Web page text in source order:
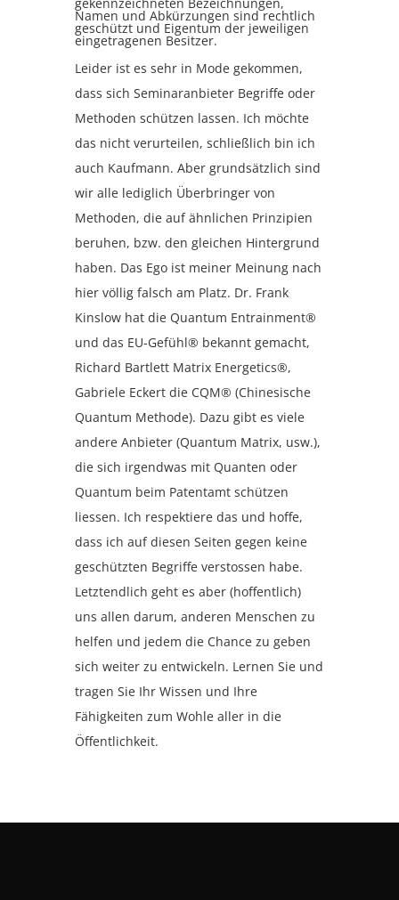
Namen und Abkürzungen sind rechtlich
geschützt und Eigentum der jeweiligen
eingetragenen Besitzer.
Leider ist es sehr in Mode gekommen,
dass sich Seminaranbieter Begriffe oder
Methoden schützen lassen. Ich möchte
das nicht verurteilen, schließlich bin ich
auch Kaufmann. Aber grundsätzlich sind
wir alle lediglich Überbringer von
Methoden, die auf ähnlichen Prinzipien
beruhen, bzw. den gleichen Hintergrund
haben. Das Ego ist meiner Meinung nach
hier völlig falsch am Platz. Dr. Frank
Kinslow hat die Quantum Entrainment®
und das EU-Gefühl® bekannt gemacht,
Richard Bartlett Matrix Energetics®,
Gabriele Eckert die CQM® (Chinesische
Quantum Methode). Dazu gibt es viele
andere Anbieter (Quantum Matrix, usw.),
die sich irgendwas mit Quanten oder
Quantum beim Patentamt schützen
liessen. Ich respektiere das und hoffe,
dass ich auf diesen Seiten gegen keine
geschützten Begriffe verstossen habe.
Letztendlich geht es aber (hoffentlich)
uns allen darum, anderen Menschen zu
helfen und jedem die Chance zu geben
sich weiter zu entwickeln. Lernen Sie und
tragen Sie Ihr Wissen und Ihre
Fähigkeiten zum Wohle aller in die
Öffentlichkeit.